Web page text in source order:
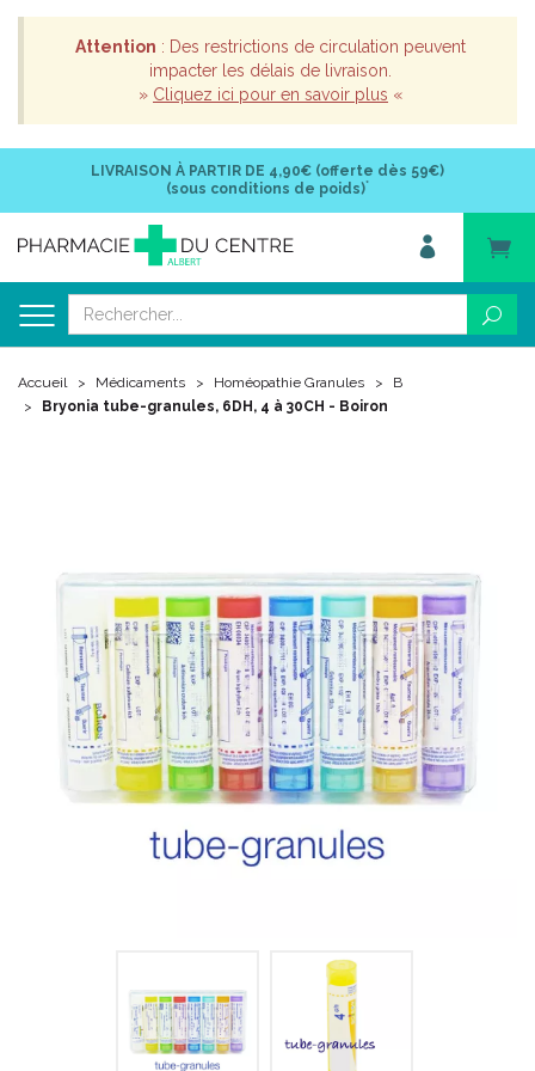
Attention : Des restrictions de circulation peuvent
impacter les délais de livraison.
» Cliquez ici pour en savoir plus «
LIVRAISON À PARTIR DE 4,90€ (offerte dès 59€)
(sous conditions de poids)*
Accueil Médicaments Homéopathie Granules
B
Bryonia tube-granules, 6DH, 4 à 30CH - Boiron